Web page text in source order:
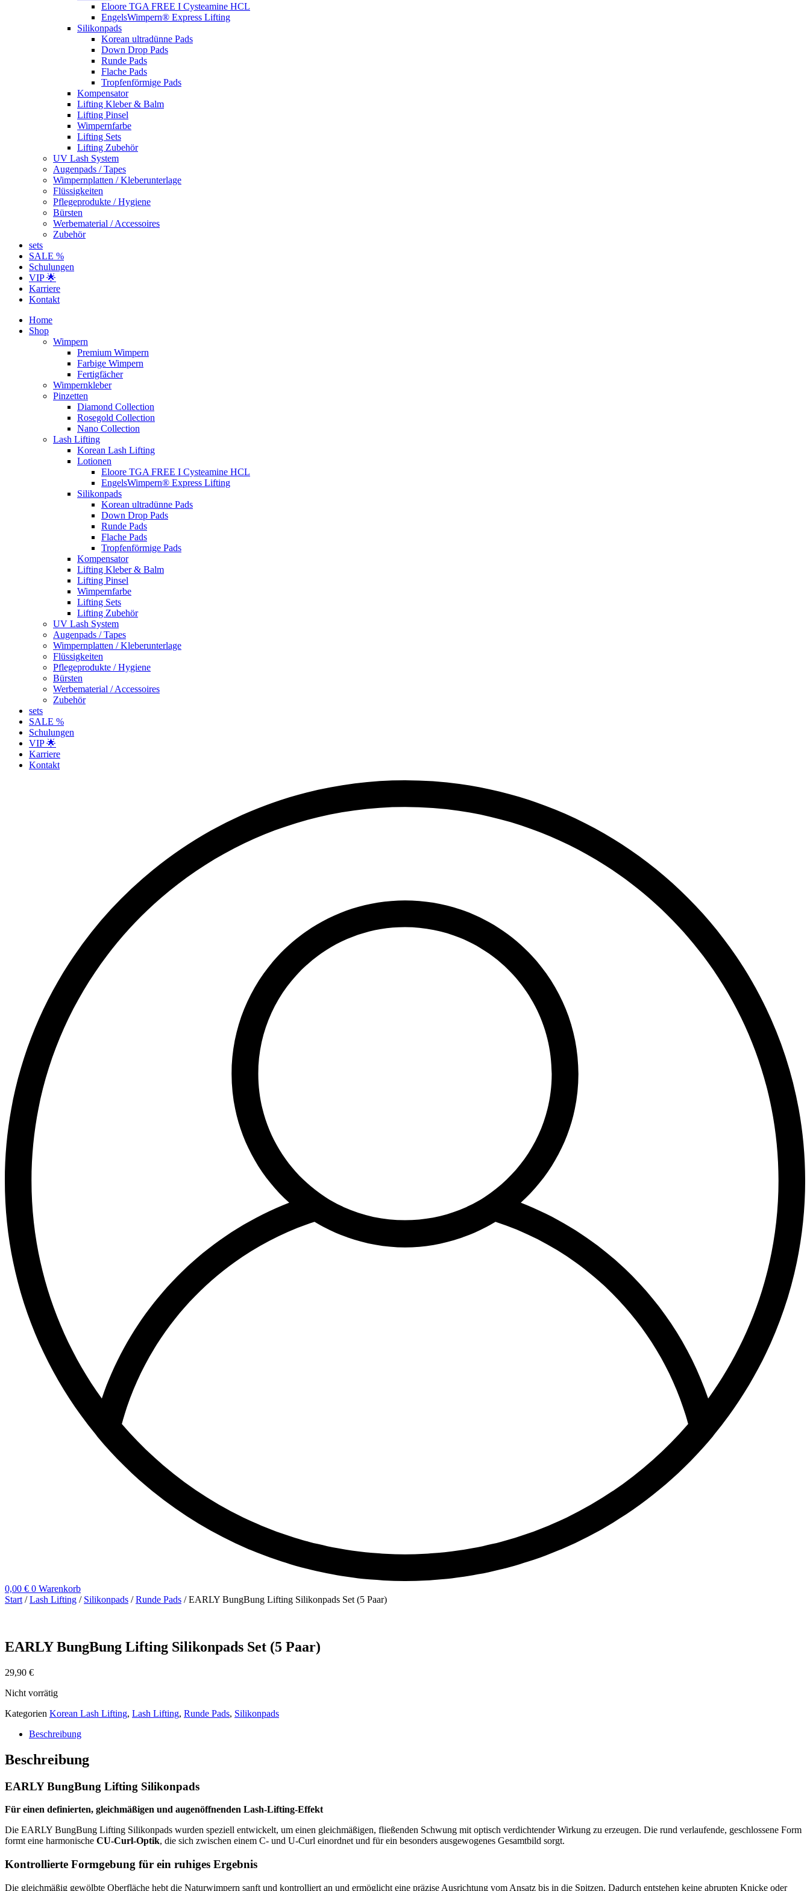
Eloore TGA FREE I Cysteamine HCL
EngelsWimpern® Express Lifting
Silikonpads
Korean ultradünne Pads
Down Drop Pads
Runde Pads
Flache Pads
Tropfenförmige Pads
Kompensator
Lifting Kleber & Balm
Lifting Pinsel
Wimpernfarbe
Lifting Sets
Lifting Zubehör
UV Lash System
Augenpads / Tapes
Wimpernplatten / Kleberunterlage
Flüssigkeiten
Pflegeprodukte / Hygiene
Bürsten
Werbematerial / Accessoires
Zubehör
sets
SALE %
Schulungen
VIP 🌟
Karriere
Kontakt
Home
Shop
Wimpern
Premium Wimpern
Farbige Wimpern
Fertigfächer
Wimpernkleber
Pinzetten
Diamond Collection
Rosegold Collection
Nano Collection
Lash Lifting
Korean Lash Lifting
Lotionen
Eloore TGA FREE I Cysteamine HCL
EngelsWimpern® Express Lifting
Silikonpads
Korean ultradünne Pads
Down Drop Pads
Runde Pads
Flache Pads
Tropfenförmige Pads
Kompensator
Lifting Kleber & Balm
Lifting Pinsel
Wimpernfarbe
Lifting Sets
Lifting Zubehör
UV Lash System
Augenpads / Tapes
Wimpernplatten / Kleberunterlage
Flüssigkeiten
Pflegeprodukte / Hygiene
Bürsten
Werbematerial / Accessoires
Zubehör
sets
SALE %
Schulungen
VIP 🌟
Karriere
Kontakt
0,00 € 0 Warenkorb
Start /Lash Lifting / Silikonpads /Runde Pads / EARLY BungBung Lifting Silikonpads Set (5 Paar)
EARLY BungBung Lifting Silikonpads Set (5 Paar)
29,90 €
Nicht vorrätig
Kategorien Korean Lash Lifting, Lash Lifting, Runde Pads, Silikonpads
Beschreibung
Beschreibung
EARLY BungBung Lifting Silikonpads
Für einen definierten, gleichmäßigen und augenöffnenden Lash-Lifting-Effekt
Die EARLY BungBung Lifting Silikonpads wurden speziell entwickelt, um einen gleichmäßigen, fließenden Schwung mit optisch verdichtender Wirkung zu erzeugen. Die rund verlaufende, geschlossene Form
formt eine harmonische CU-Curl-Optik, die sich zwischen einem C- und U-Curl einordnet und für ein besonders ausgewogenes Gesamtbild sorgt.
Kontrollierte Formgebung für ein ruhiges Ergebnis
Die gleichmäßig gewölbte Oberfläche hebt die Naturwimpern sanft und kontrolliert an und ermöglicht eine präzise Ausrichtung vom Ansatz bis in die Spitzen. Dadurch entstehen keine abrupten Knicke oder